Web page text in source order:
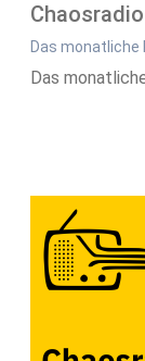
Chaosradio
Das monatliche
Das